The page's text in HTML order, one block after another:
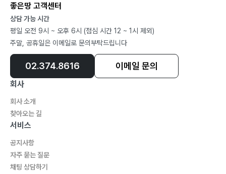
Highmark Incorporated, ManagementConsultant
Fordham Graduate School, MBAinFinance
University of Michigan, BAinEnglishLiterature
Phillips Exeter Academy
좋은땅 고객센터
상담 가능 시간
평일 오전 9시 ~ 오후 6시 (점심 시간 12 ~ 1시 제외)
주말, 공휴일은 이메일로 문의부탁드립니다
02.374.8616 이메일 문의
회사
회사 소개
찾아오는 길
서비스
공지사항
자주 묻는 질문
채팅 상담하기